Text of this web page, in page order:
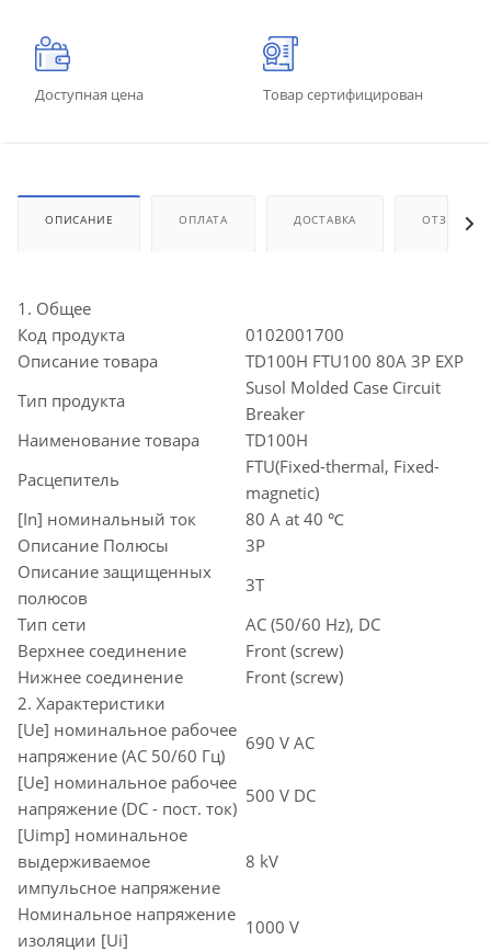
Доступная цена Товар сертифицирован
ОПИСАНИЕ ОПЛАТА ДОСТАВКА ОТЗЫВЫ
1. Общее
Код продукта
0102001700
Описание товара
TD100H FTU100 80A 3P EXP
Тип продукта
Susol Molded Case Circuit
Breaker
Наименование товара
TD100H
Расцепитель
FTU(Fixed-thermal, Fixed-
magnetic)
[In] номинальный ток
80 A at 40 ℃
Описание Полюсы
3P
Описание защищенных
полюсов
3T
Тип сети
AC (50/60 Hz), DC
Верхнее соединение
Front (screw)
Нижнее соединение
Front (screw)
2. Характеристики
[Ue] номинальное рабочее
напряжение (AC 50/60 Гц)
690 V AC
[Ue] номинальное рабочее
напряжение (DC - пост. ток)
500 V DC
[Uimp] номинальное
выдерживаемое
импульсное напряжение
8 kV
Номинальное напряжение
изоляции [Ui]
1000 V